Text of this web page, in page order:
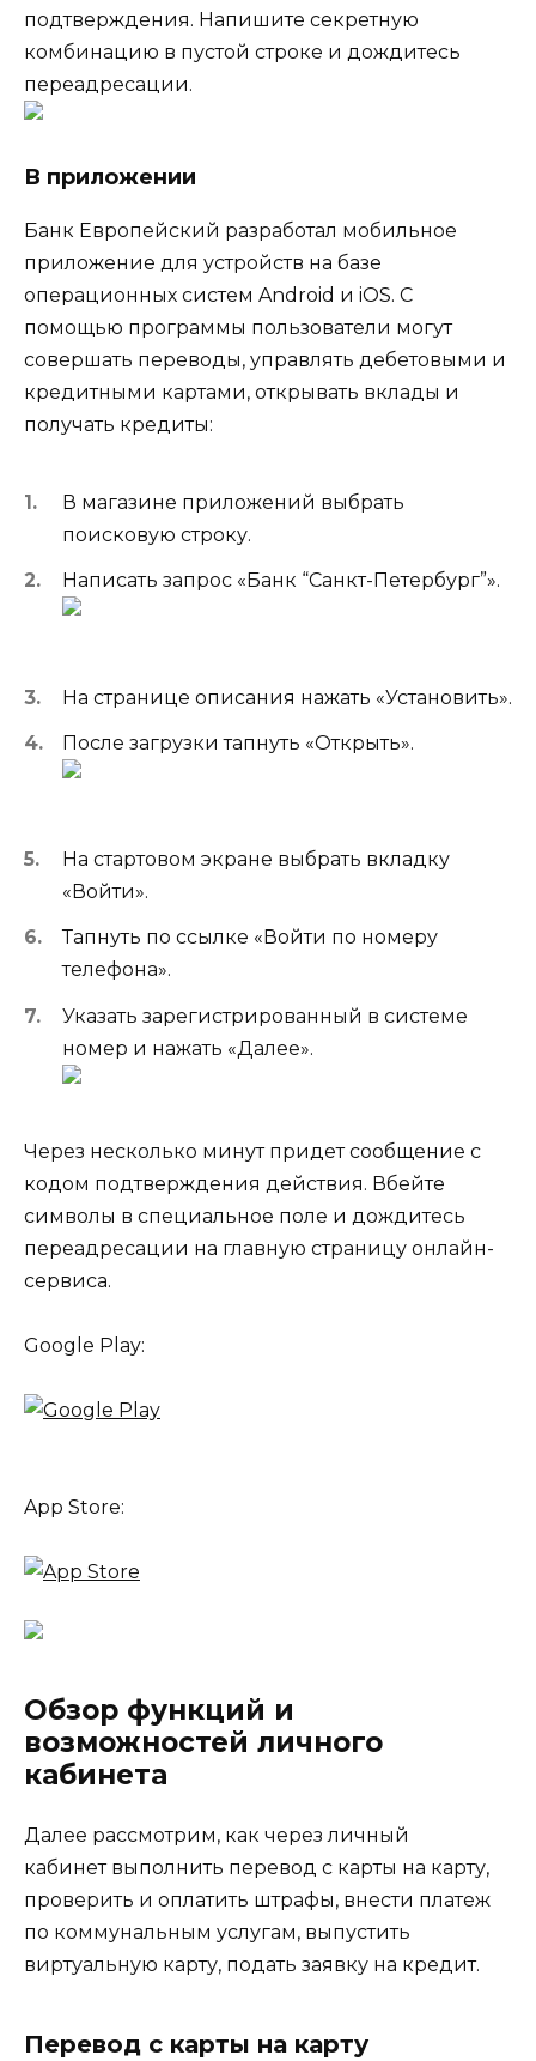
подтверждения. Напишите секретную
комбинацию в пустой строке и дождитесь
переадресации.
В приложении
Банк Европейский разработал мобильное
приложение для устройств на базе
операционных систем Android и iOS. С
помощью программы пользователи могут
совершать переводы, управлять дебетовыми и
кредитными картами, открывать вклады и
получать кредиты:
В магазине приложений выбрать
поисковую строку.
Написать запрос «Банк “Санкт-Петербург”».
На странице описания нажать «Установить».
После загрузки тапнуть «Открыть».
На стартовом экране выбрать вкладку
«Войти».
Тапнуть по ссылке «Войти по номеру
телефона».
Указать зарегистрированный в системе
номер и нажать «Далее».
Через несколько минут придет сообщение с
кодом подтверждения действия. Вбейте
символы в специальное поле и дождитесь
переадресации на главную страницу онлайн-
сервиса.
Google Play:
App Store:
Обзор функций и
возможностей личного
кабинета
Далее рассмотрим, как через личный
кабинет выполнить перевод с карты на карту,
проверить и оплатить штрафы, внести платеж
по коммунальным услугам, выпустить
виртуальную карту, подать заявку на кредит.
Перевод с карты на карту